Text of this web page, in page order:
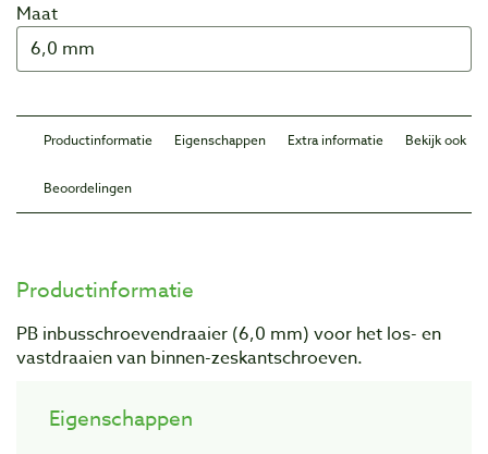
Maat
Productinformatie Eigenschappen Extra informatie Bekijk ook
Beoordelingen
Productinformatie
PB inbusschroevendraaier (6,0 mm) voor het los- en
vastdraaien van binnen-zeskantschroeven.
Eigenschappen